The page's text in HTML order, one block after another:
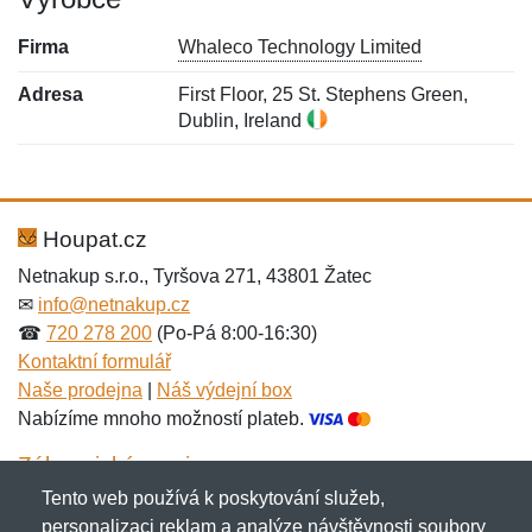
Firma Whaleco Technology Limited
Adresa
First Floor, 25 St. Stephens Green,
Dublin, Ireland
Hodnocení:
Jméno: *
Jméno:
E-mail:*
Houpat.cz
Netnakup s.r.o., Tyršova 271, 43801 Žatec
✉ info@netnakup.cz
☎ 720 278 200 (Po-Pá 8:00-16:30)
Kontaktní formulář
Naše prodejna
Náš výdejní box
Nabízíme mnoho možností plateb.
Zákaznický servis
Novinky emailem
Tento web používá k poskytování služeb,
personalizaci reklam a analýze návštěvnosti soubory